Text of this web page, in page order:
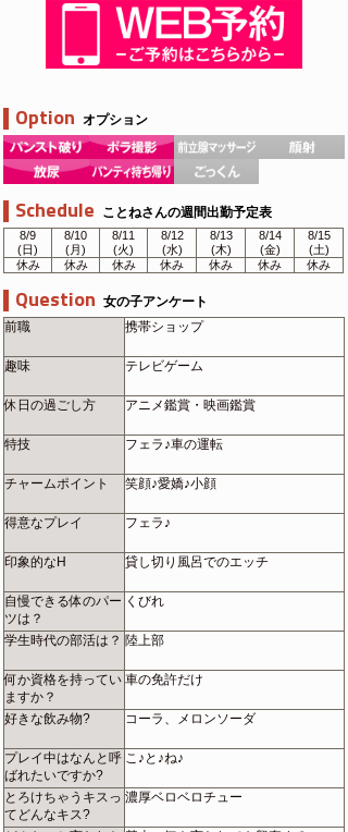
Option オプション
Schedule ことねさんの週間出勤予定表
8/9
(日)
8/10
(月)
8/11
(火)
8/12
(水)
8/13
(木)
8/14
(金)
8/15
(土)
休み
休み 休み 休み 休み 休み 休み
Question 女の子アンケート
前職
携帯ショップ
趣味 テレビゲーム
休日の過ごし方 アニメ鑑賞・映画鑑賞
特技 フェラ♪車の運転
チャームポイント 笑顔♪愛嬌♪小顔
得意なプレイ フェラ♪
印象的なH 貸し切り風呂でのエッチ
自慢できる体のパー
ツは？
くびれ
学生時代の部活は？ 陸上部
何か資格を持ってい
ますか？
車の免許だけ
好きな飲み物? コーラ、メロンソーダ
プレイ中はなんと呼
ばれたいですか?
こ♪と♪ね♪
とろけちゃうキスっ
てどんなキス?
濃厚ベロベロチュー